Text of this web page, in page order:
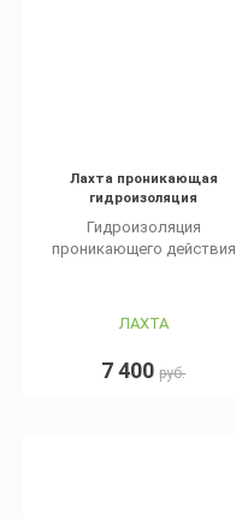
Лахта проникающая
гидроизоляция
Гидроизоляция
проникающего действия
ЛАХТА
7 400руб.